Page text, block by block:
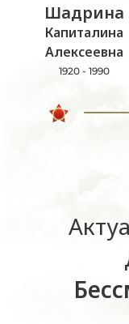
Шадрина
Капиталина
Алексеевна
1920 - 1990